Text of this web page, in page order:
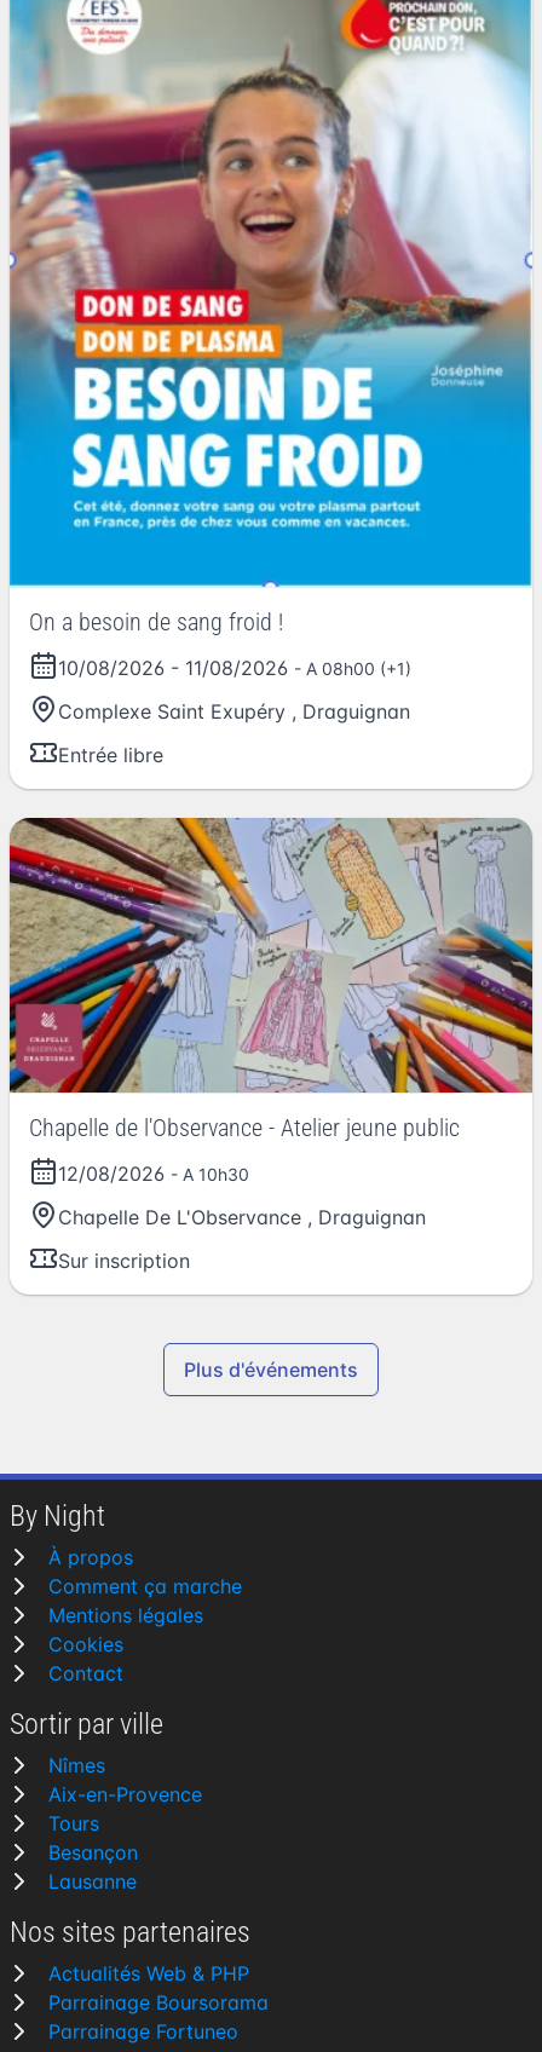
On a besoin de sang froid !
10/08/2026 - 11/08/2026 - A 08h00 (+1)
Complexe Saint Exupéry , Draguignan
Entrée libre
Chapelle de l'Observance - Atelier jeune public
12/08/2026 - A 10h30
Chapelle De L'Observance , Draguignan
Sur inscription
Plus d'événements
By Night
À propos
Comment ça marche
Mentions légales
Cookies
Contact
Sortir par ville
Nîmes
Aix-en-Provence
Tours
Besançon
Lausanne
Nos sites partenaires
Actualités Web & PHP
Parrainage Boursorama
Parrainage Fortuneo